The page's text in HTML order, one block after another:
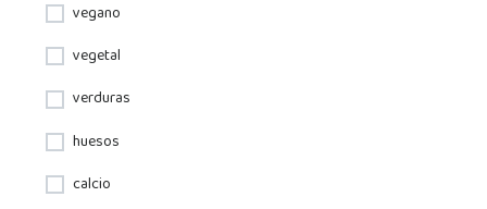
vegano
vegetal
verduras
huesos
calcio